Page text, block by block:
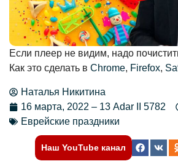
Если плеер не видим, надо
Как это сделать в Chrome, Firefox,
Наталья Никитина
16 марта, 2022 – 13 Adar II 5782
Еврейские праздники
Наш YouTube канал